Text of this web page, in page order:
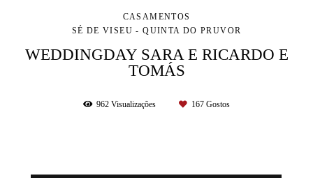
CASAMENTOS
SÉ DE VISEU - QUINTA DO PRUVOR
WEDDINGDAY SARA E RICARDO E
TOMÁS
962 Visualizações 167 Gostos